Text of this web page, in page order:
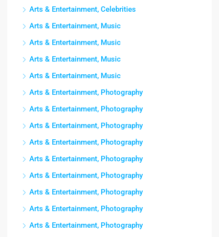
Arts & Entertainment, Celebrities
Arts & Entertainment, Music
Arts & Entertainment, Music
Arts & Entertainment, Music
Arts & Entertainment, Music
Arts & Entertainment, Photography
Arts & Entertainment, Photography
Arts & Entertainment, Photography
Arts & Entertainment, Photography
Arts & Entertainment, Photography
Arts & Entertainment, Photography
Arts & Entertainment, Photography
Arts & Entertainment, Photography
Arts & Entertainment, Photography